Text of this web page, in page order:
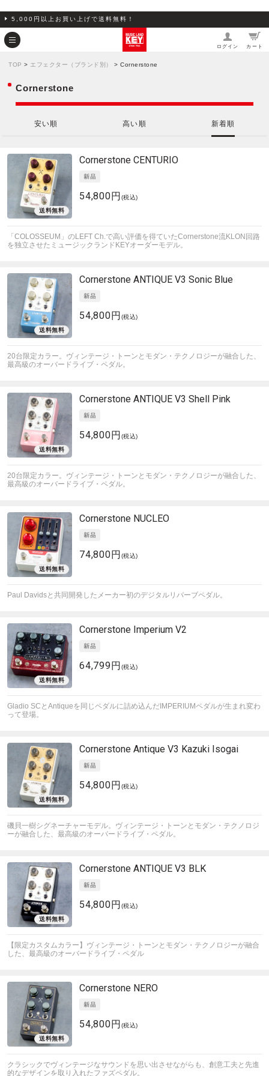
5,000円以上お買い上げで送料無料！
ログイン カート
TOP > エフェクター（ブランド別） > Cornerstone
Cornerstone
安い順 高い順 新着順
Cornerstone CENTURIO
54,800円 (税込)
「COLOSSEUM」のLEFT Ch.で高い評価を得ていたCornerstone流KLON回路
を独立させたミュージックランドKEYオーダーモデル。
Cornerstone ANTIQUE V3 Sonic Blue
54,800円 (税込)
20台限定カラー。ヴィンテージ・トーンとモダン・テクノロジーが融合した、
最高級のオーバードライブ・ペダル。
Cornerstone ANTIQUE V3 Shell Pink
54,800円 (税込)
20台限定カラー。ヴィンテージ・トーンとモダン・テクノロジーが融合した、
最高級のオーバードライブ・ペダル。
Cornerstone NUCLEO
74,800円 (税込)
Paul Davidsと共同開発したメーカー初のデジタルリバーブペダル。
Cornerstone Imperium V2
64,799円 (税込)
Gladio SCとAntiqueを同じペダルに詰め込んだIMPERIUMペダルが生まれ変わ
って登場。
Cornerstone Antique V3 Kazuki Isogai
54,800円 (税込)
磯貝一樹シグネーチャーモデル。ヴィンテージ・トーンとモダン・テクノロジ
ーが融合した、最高級のオーバードライブ・ペダル。
Cornerstone ANTIQUE V3 BLK
54,800円 (税込)
【限定カスタムカラー】ヴィンテージ・トーンとモダン・テクノロジーが融合
した、最高級のオーバードライブ・ペダル
Cornerstone NERO
54,800円 (税込)
クラシックでヴィンテージなサウンドを思い出させながらも、創意工夫と先進
的なデザインを取り入れたファズペダル。